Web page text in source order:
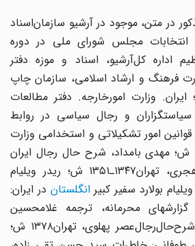
در متن‌، موجود در آرشیو سازمان‌اسناد
انتخابات ‌مجلس ‌شورای‌ ملی ‌در دوره
اداره‌ کل‌آرشیو، اسناد و موزه دفتر
فرهنگ‌ و ارشاد اسلامی‌، سازمان ‌چاپ‌
۱۳۷۸ ش‌؛ ایران‌. وزارت ‌امورخارجه‌. دفتر مطالعات
و رجال‌ سیاسی‌ در روابط‌
‌امور تشکیلاتی‌ و استخدامی‌ وزارت‌
خارجه‌، تهران‌۱۳۶۹ ش‌؛ مهدی‌ بامداد، شرح ‌حال ‌رجال‌ ایران‌
در قرن‌۱۲ و ۱۳ و۱۴ هجری‌، تهران‌۱۳۴۷ـ۱۳۵۱ ش‌؛ ریدر ویلیام‌
بولارد سفیر کبیرانگلستان‌در ایران‌:
محرمانه‌، ترجمه غلامحسین
‌میرزاصالح‌، به‌ انضمام‌ شرح‌حال‌رجال‌عصر پهلوی‌، تهران‌۱۳۷۸ ش‌؛